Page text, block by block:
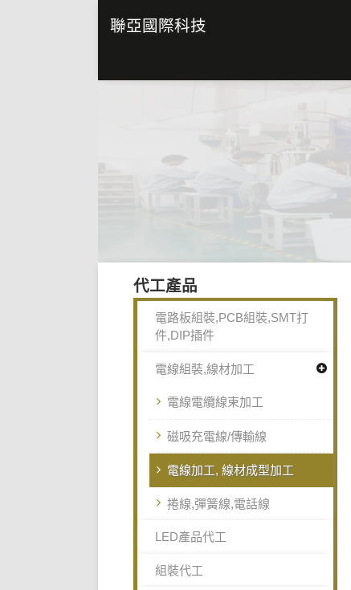
聯亞國際科技
代工產品
電路板組裝,PCB組裝,SMT打
件,DIP插件
電線組裝,線材加工
電線電纜線束加工
磁吸充電線/傳輸線
電線加工, 線材成型加工
捲線,彈簧線,電話線
LED產品代工
組裝代工